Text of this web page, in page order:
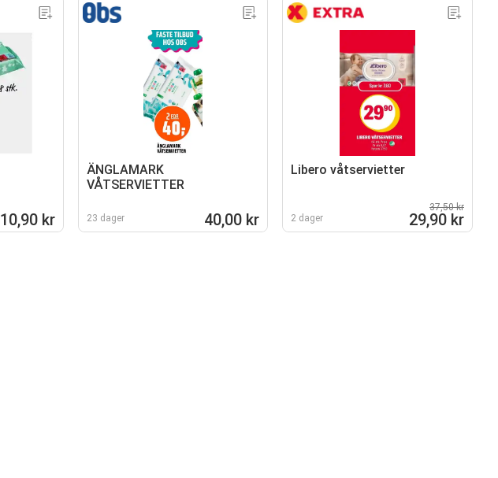
10,90 kr
ÄNGLAMARK
VÅTSERVIETTER
23 dager 40,00 kr
Libero våtservietter
2 dager
37,50 kr
29,90 kr